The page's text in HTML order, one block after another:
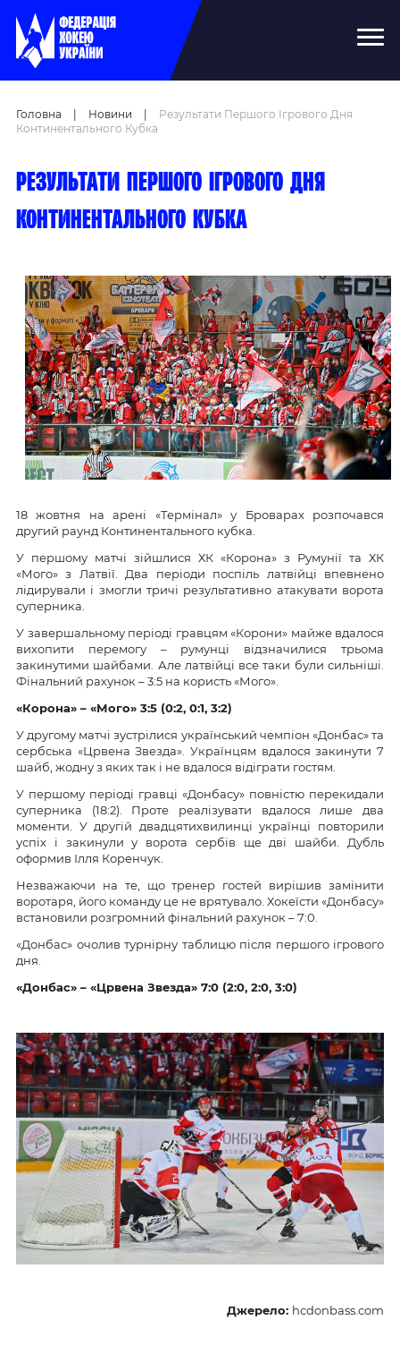
Головна Новини
Результати Першого Ігрового Дня
Континентального Кубка
Результати першого ігрового дня
Континентального кубка
18 жовтня на арені «Термінал» у Броварах розпочався
другий раунд Континентального кубка.
У першому матчі зійшлися ХК «Корона» з Румунії та ХК
«Мого» з Латвії. Два періоди поспіль латвійці впевнено
лідирували і змогли тричі результативно атакувати ворота
суперника.
У завершальному періоді гравцям «Корони» майже вдалося
вихопити перемогу – румунці відзначилися трьома
закинутими шайбами. Але латвійці все таки були сильніші.
Фінальний рахунок – 3:5 на користь «Мого».
«Корона» – «Мого» 3:5 (0:2, 0:1, 3:2)
У другому матчі зустрілися український чемпіон «Донбас» та
сербська «Црвена Звезда». Українцям вдалося закинути 7
шайб, жодну з яких так і не вдалося відіграти гостям.
У першому періоді гравці «Донбасу» повністю перекидали
суперника (18:2). Проте реалізувати вдалося лише два
моменти. У другій двадцятихвилинці українці повторили
успіх і закинули у ворота сербів ще дві шайби. Дубль
оформив Ілля Коренчук.
Незважаючи на те, що тренер гостей вирішив замінити
воротаря, його команду це не врятувало. Хокеїсти «Донбасу»
встановили розгромний фінальний рахунок – 7:0.
«Донбас» очолив турнірну таблицю після першого ігрового
дня.
«Донбас» – «Црвена Звезда» 7:0 (2:0, 2:0, 3:0)
Джерело: hcdonbass.com